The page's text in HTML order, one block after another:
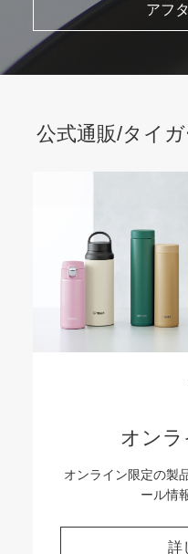
アフ
公式通販/タイ
オン
オンライン限定の製
ール情
詳